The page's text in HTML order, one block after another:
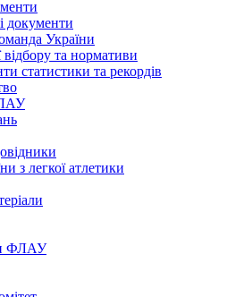
документи
України
відбору та нормативи
статистики та рекордів
з легкої атлетики
ФЛАУ